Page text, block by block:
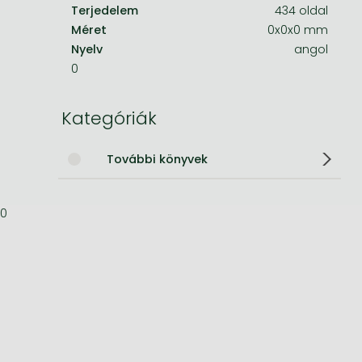
Bleach manga
One-Punch Man manga
Terjedelem
434 oldal
Méret
0x0x0 mm
Nyelv
angol
0
Kategóriák
További könyvek
0